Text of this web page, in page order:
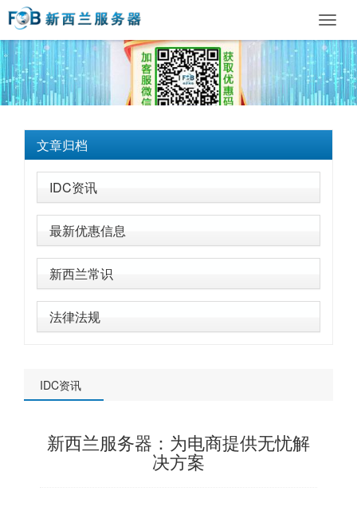
文章归档
IDC资讯
最新优惠信息
新西兰常识
法律法规
IDC资讯
新西兰服务器：为电商提供无忧解
决方案